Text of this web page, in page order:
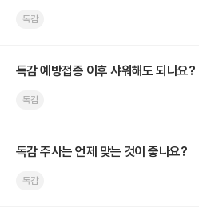
독감
독감 예방접종 이후 샤워해도 되나요?
독감
독감 주사는 언제 맞는 것이 좋나요?
독감